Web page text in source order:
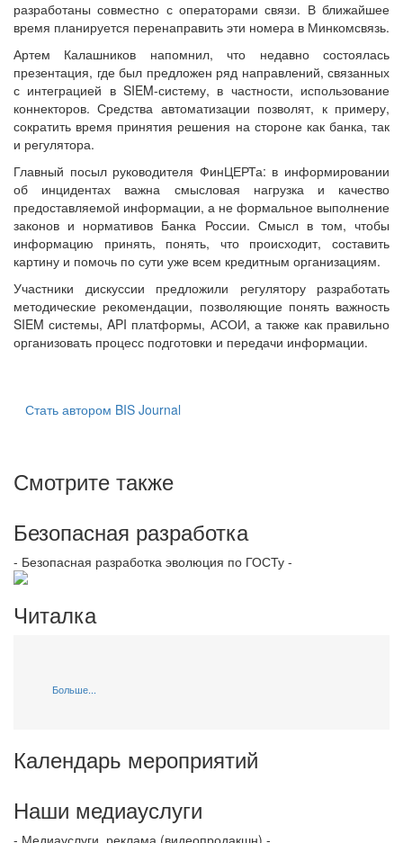
разработаны совместно с операторами связи. В ближайшее
время планируется перенаправить эти номера в Минкомсвязь.
Артем Калашников напомнил, что недавно состоялась
презентация, где был предложен ряд направлений, связанных
с интеграцией в SIEM-систему, в частности, использование
коннекторов. Средства автоматизации позволят, к примеру,
сократить время принятия решения на стороне как банка, так
и регулятора.
Главный посыл руководителя ФинЦЕРТа: в информировании
об инцидентах важна смысловая нагрузка и качество
предоставляемой информации, а не формальное выполнение
законов и нормативов Банка России. Смысл в том, чтобы
информацию принять, понять, что происходит, составить
картину и помочь по сути уже всем кредитным организациям.
Участники дискуссии предложили регулятору разработать
методические рекомендации, позволяющие понять важность
SIEM системы, API платформы, АСОИ, а также как правильно
организовать процесс подготовки и передачи информации.
Стать автором BIS Journal
Смотрите также
Безопасная разработка
- Безопасная разработка эволюция по ГОСТу -
Читалка
Больше...
Календарь мероприятий
Наши медиауслуги
- Медиауслуги, реклама (видеопродакшн) -